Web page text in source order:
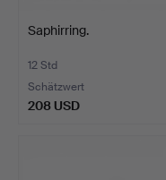
Saphirring.
12 Std
Schätzwert
208 USD